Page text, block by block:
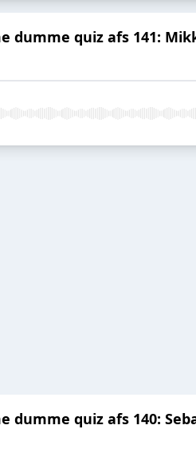
dumme quiz afs 141:
dumme quiz afs 140: